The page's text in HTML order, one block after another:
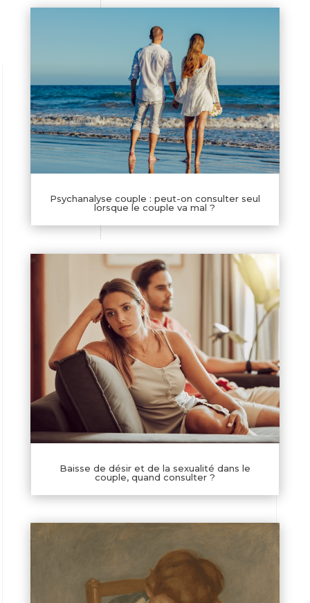
Psychanalyse couple : peut-on consulter seul
lorsque le couple va mal ?
Baisse de désir et de la sexualité dans le
couple, quand consulter ?